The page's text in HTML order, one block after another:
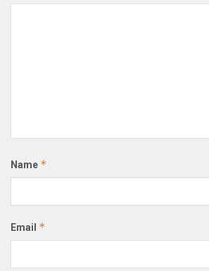
Name *
Email *